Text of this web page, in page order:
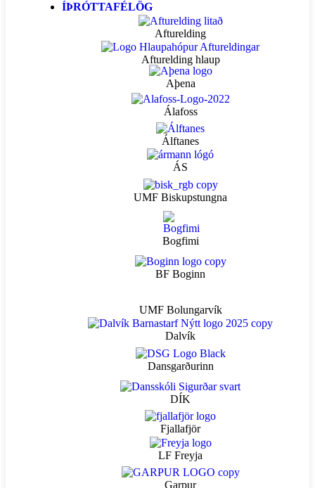
ÍÞRÓTTAFÉLÖG
Afturelding
Afturelding hlaup
Aþena
Álafoss
Álftanes
ÁS
UMF Biskupstungna
Bogfimi
BF Boginn
UMF Bolungarvík
Dalvík
Dansgarðurinn
DÍK
Fjallafjör
LF Freyja
Garpur